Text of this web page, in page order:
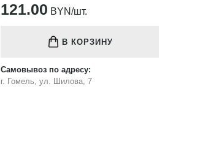
121.00 BYN/шт.
В КОРЗИНУ
Самовывоз по адресу:
г. Гомель, ул. Шилова, 7